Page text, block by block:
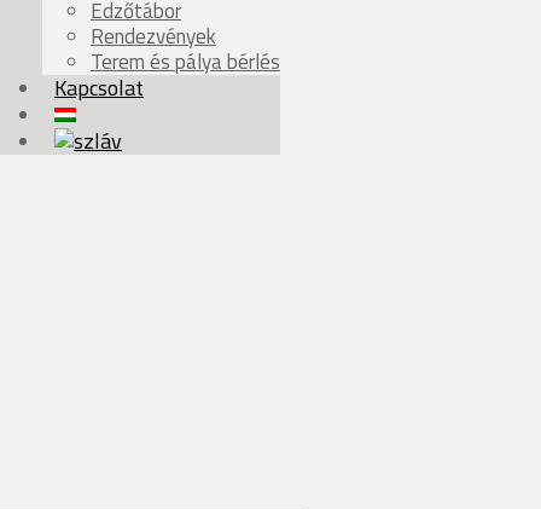
Edzőtábor
Rendezvények
Terem és pálya bérlés
Kapcsolat